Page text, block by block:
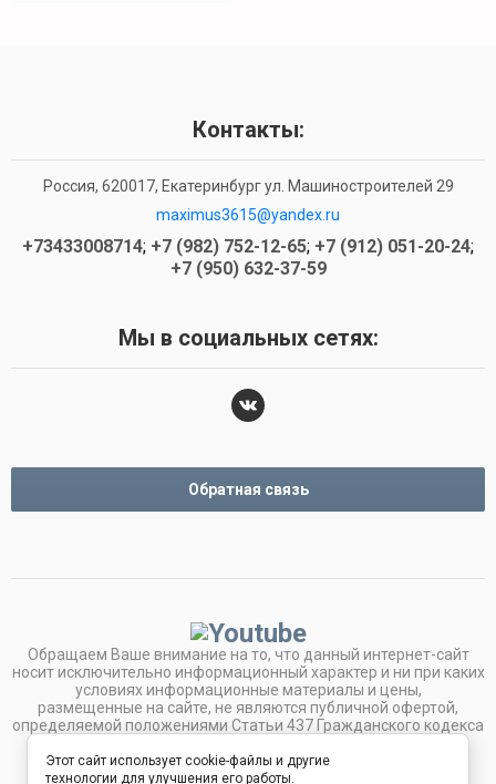
Контакты:
Россия, 620017, Екатеринбург ул. Машиностроителей 29
maximus3615@yandex.ru
+73433008714; +7 (982) 752-12-65; +7 (912) 051-20-24;
+7 (950) 632-37-59
Мы в социальных сетях:
Обратная связь
Обращаем Ваше внимание на то, что данный интернет-сайт
носит исключительно информационный характер и ни при каких
условиях информационные материалы и цены,
размещенные на сайте, не являются публичной офертой,
определяемой положениями Статьи 437 Гражданского кодекса
© 2015 “ООО Эридан Е” г.Екатеринбург ул.Победы 96 оф1/
ул.Машиностроителей 29
Этот сайт использует cookie-файлы и другие
технологии для улучшения его работы.